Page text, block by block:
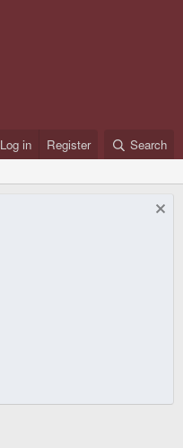
Log in Register Search